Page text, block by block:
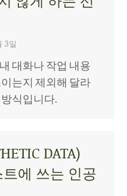
3일
대화나 작업 내용
는지 제외해 달라
식입니다.
DATA)
에 쓰는 인공